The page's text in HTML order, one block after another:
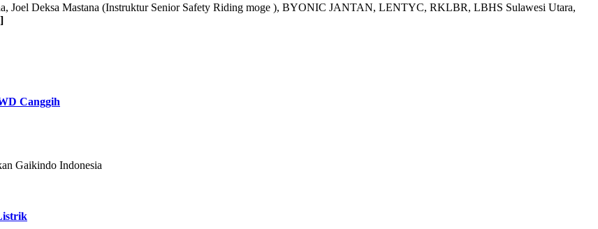
Joel Deksa Mastana (Instruktur Senior Safety Riding moge ), BYONIC JANTAN, LENTYC, RKLBR, LBHS Sulawesi Utara,
Canggih
Gaikindo Indonesia